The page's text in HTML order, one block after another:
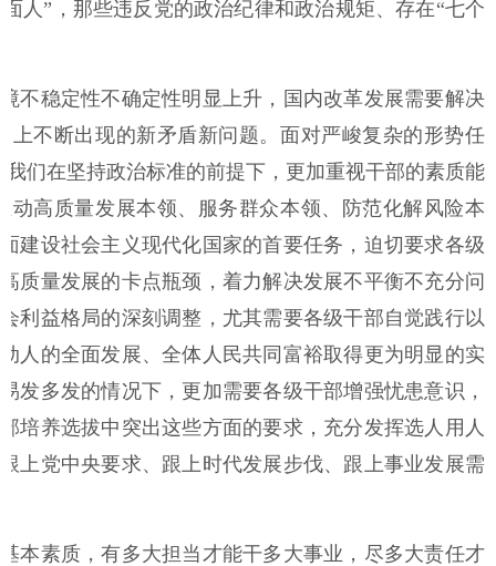
人”，那些违反党的政治纪律和政治规矩、存在“七个
稳定性不确定性明显上升，国内改革发展需要解决
不断出现的新矛盾新问题。面对严峻复杂的形势任
们在坚持政治标准的前提下，更加重视干部的素质能
高质量发展本领、服务群众本领、防范化解风险本
建设社会主义现代化国家的首要任务，迫切要求各级
质量发展的卡点瓶颈，着力解决发展不平衡不充分问
利益格局的深刻调整，尤其需要各级干部自觉践行以
人的全面发展、全体人民共同富裕取得更为明显的实
多发的情况下，更加需要各级干部增强忧患意识，
培养选拔中突出这些方面的要求，充分发挥选人用人
上党中央要求、跟上时代发展步伐、跟上事业发展需
素质，有多大担当才能干多大事业，尽多大责任才